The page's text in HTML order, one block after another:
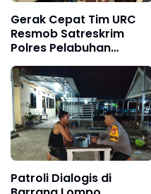
Gerak Cepat Tim URC
Resmob Satreskrim
Polres Pelabuhan
Makassar Bekuk Pencuri
Solar dan Dongkrak
Truk
Patroli Dialogis di